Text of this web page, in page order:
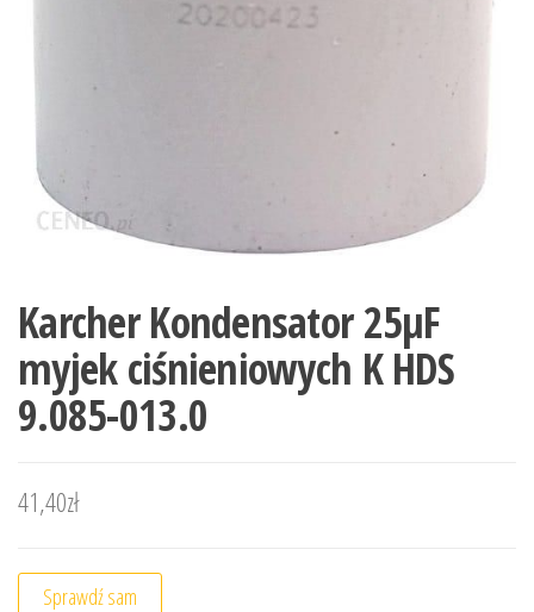
Karcher Kondensator 25µF
myjek ciśnieniowych K HDS
9.085-013.0
41,40zł
Sprawdź sam